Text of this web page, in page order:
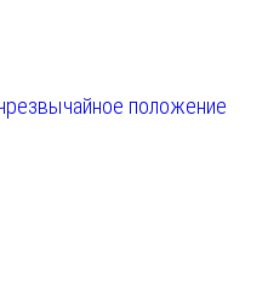
положение